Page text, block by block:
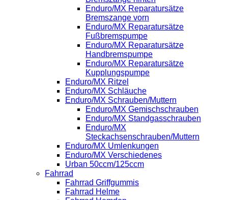
Enduro/MX Reparatursätze
Bremszange vorn
Enduro/MX Reparatursätze
Fußbremspumpe
Enduro/MX Reparatursätze
Handbremspumpe
Enduro/MX Reparatursätze
Kupplungspumpe
Enduro/MX Ritzel
Enduro/MX Schläuche
Enduro/MX Schrauben/Muttern
Enduro/MX Gemischschrauben
Enduro/MX Standgasschrauben
Enduro/MX
Steckachsenschrauben/Muttern
Enduro/MX Umlenkungen
Enduro/MX Verschiedenes
Urban 50ccm/125ccm
Fahrrad
Fahrrad Griffgummis
Fahrrad Helme